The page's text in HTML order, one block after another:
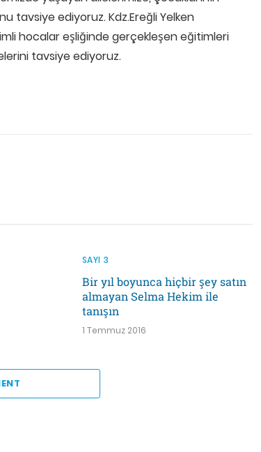
tavsiye ediyoruz. Kdz.Ereğli Yelken
hocalar eşliğinde gerçekleşen eğitimleri
tavsiye ediyoruz.
SAYI 3
Bir yıl boyunca hiçbir şey satın
almayan Selma Hekim ile
tanışın
1 Temmuz 2016